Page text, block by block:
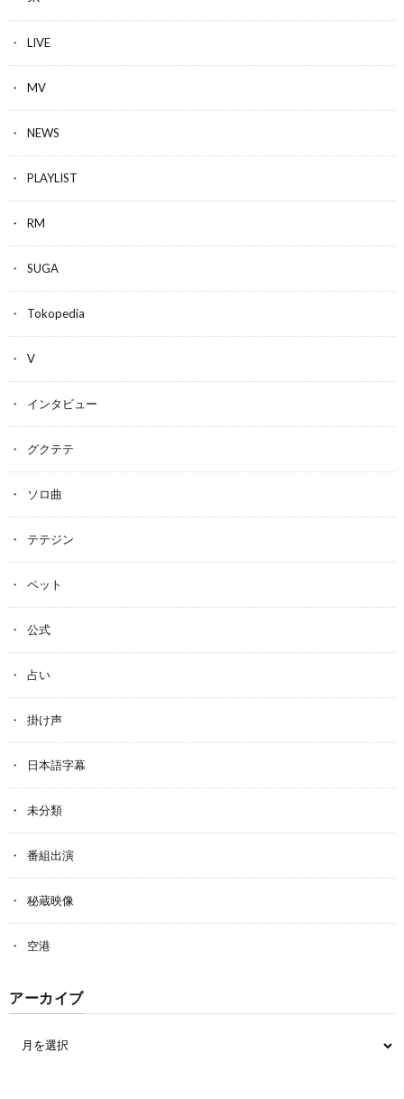
LIVE
MV
NEWS
PLAYLIST
RM
SUGA
Tokopedia
V
インタビュー
グクテテ
ソロ曲
テテジン
ペット
公式
占い
掛け声
日本語字幕
未分類
番組出演
秘蔵映像
空港
アーカイブ